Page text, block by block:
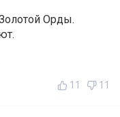
Орды.
11 11